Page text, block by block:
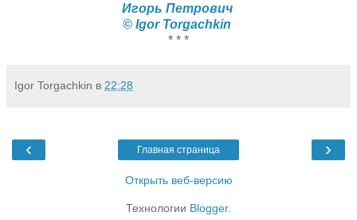
Игорь Петрович
© Igor Torgachkin
* * *
Igor Torgachkin в 22:28
‹ ›
Главная страница
Открыть веб-версию
Технологии Blogger.